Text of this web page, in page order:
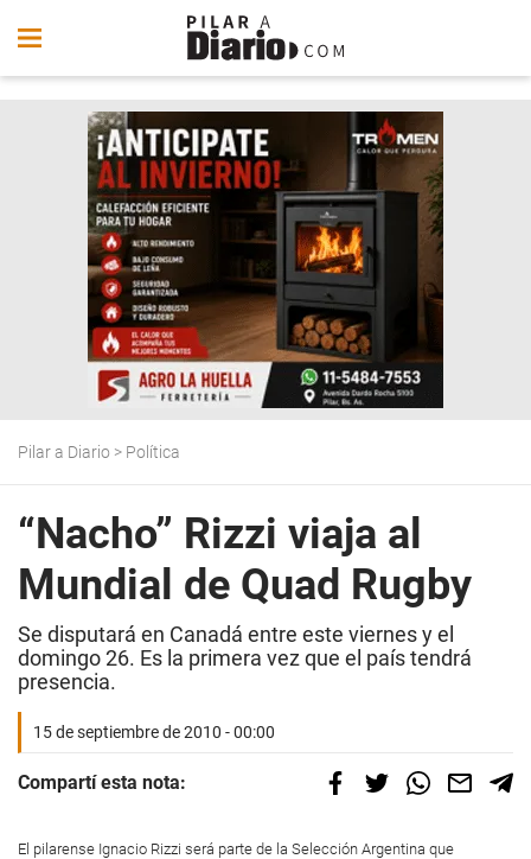
Pilar a Diario > Política
“Nacho” Rizzi viaja al
Mundial de Quad Rugby
Se disputará en Canadá entre este viernes y el
domingo 26. Es la primera vez que el país tendrá
presencia.
15 de septiembre de 2010 - 00:00
Compartí esta nota:
El pilarense Ignacio Rizzi será parte de la Selección Argentina que